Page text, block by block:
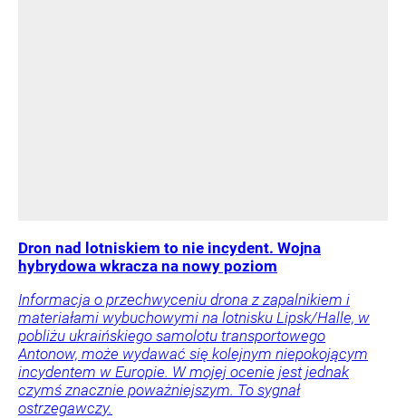
Dron nad lotniskiem to nie incydent. Wojna
hybrydowa wkracza na nowy poziom
Informacja o przechwyceniu drona z zapalnikiem i
materiałami wybuchowymi na lotnisku Lipsk/Halle, w
pobliżu ukraińskiego samolotu transportowego
Antonow, może wydawać się kolejnym niepokojącym
incydentem w Europie. W mojej ocenie jest jednak
czymś znacznie poważniejszym. To sygnał
ostrzegawczy.